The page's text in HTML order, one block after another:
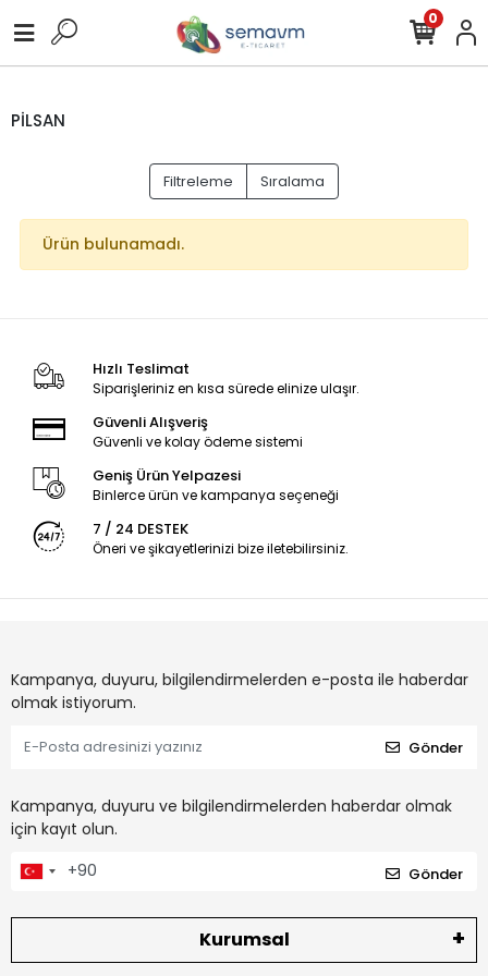
0
PİLSAN
Filtreleme Sıralama
Ürün bulunamadı.
Hızlı Teslimat
Siparişleriniz en kısa sürede elinize ulaşır.
Güvenli Alışveriş
Güvenli ve kolay ödeme sistemi
Geniş Ürün Yelpazesi
Binlerce ürün ve kampanya seçeneği
7 / 24 DESTEK
Öneri ve şikayetlerinizi bize iletebilirsiniz.
Kampanya, duyuru, bilgilendirmelerden e-posta ile haberdar
olmak istiyorum.
Gönder
Kampanya, duyuru ve bilgilendirmelerden haberdar olmak
için kayıt olun.
Gönder
Kurumsal